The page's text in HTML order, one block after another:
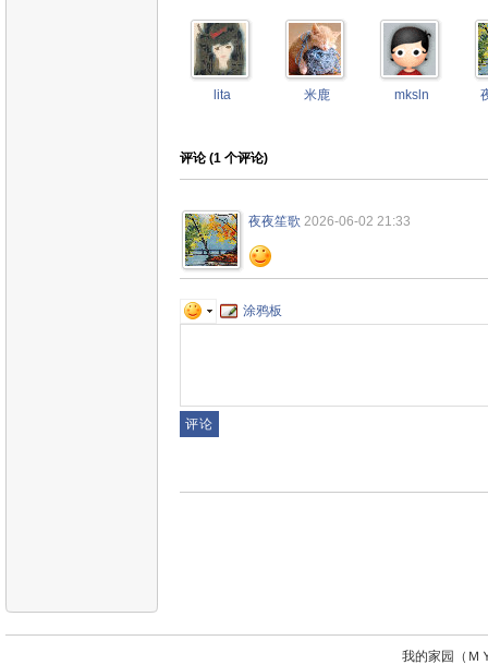
lita 米鹿 mksln
评论 (1 个评论)
夜夜笙歌 2026-06-02 21:33
涂鸦板
我的家园（